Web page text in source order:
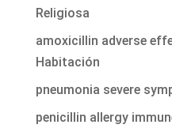
Religiosa
amoxicillin adverse
Habitación
pneumonia severe
penicillin allergy